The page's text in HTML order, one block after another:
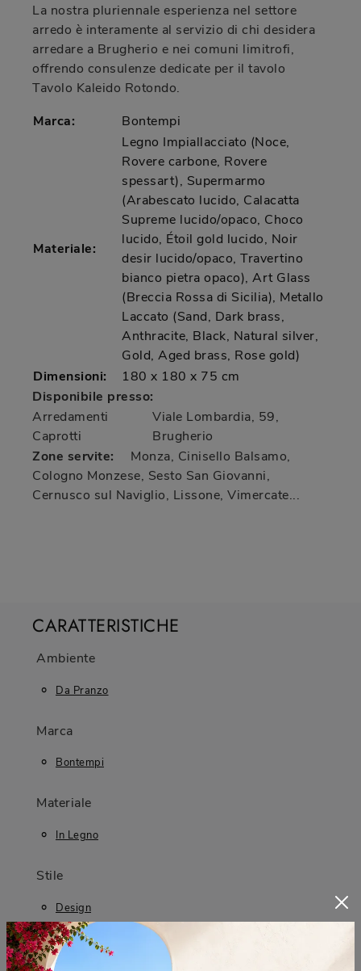
La nostra pluriennale esperienza nel settore
arredo è interamente al servizio di chi desidera
arredare a Brugherio e nei comuni limitrofi,
offrendo consulenze dedicate per il tavolo
Tavolo Kaleido Rotondo.
Marca:
Bontempi
Materiale:
Legno Impiallacciato (Noce,
Rovere carbone, Rovere
spessart), Supermarmo
(Arabescato lucido, Calacatta
Supreme lucido/opaco, Choco
lucido, Étoil gold lucido, Noir
desir lucido/opaco, Travertino
bianco pietra opaco), Art Glass
(Breccia Rossa di Sicilia), Metallo
Laccato (Sand, Dark brass,
Anthracite, Black, Natural silver,
Gold, Aged brass, Rose gold)
Dimensioni:
180 x 180 x 75 cm
Disponibile presso:
Arredamenti
Caprotti
Viale Lombardia, 59,
Brugherio
Zone servite:
Monza, Cinisello Balsamo,
Cologno Monzese, Sesto San Giovanni,
Cernusco sul Naviglio, Lissone, Vimercate...
CARATTERISTICHE
Ambiente
Da Pranzo
Marca
Bontempi
Materiale
In Legno
Stile
Design
Tipologia